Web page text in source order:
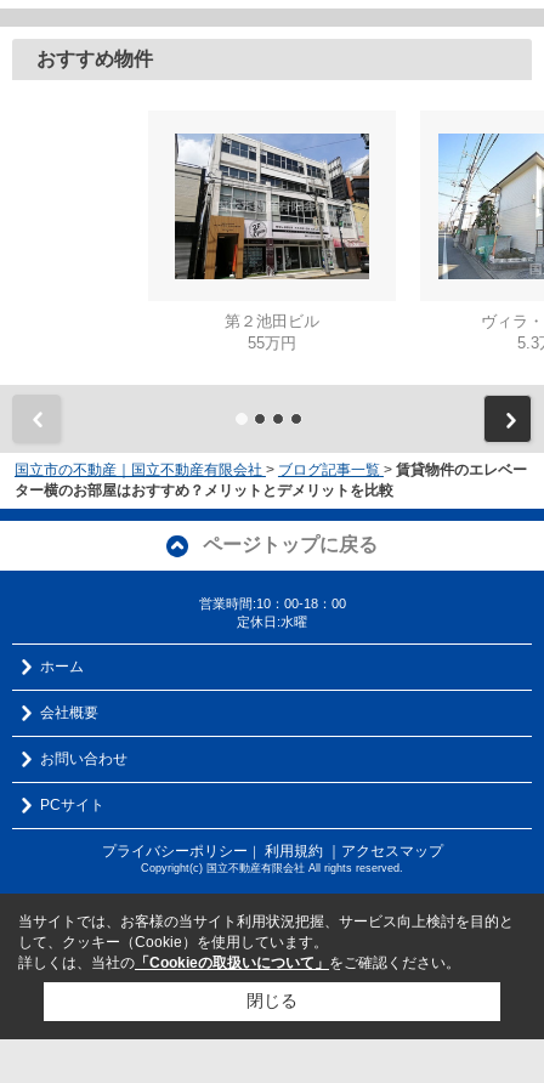
おすすめ物件
第２池田ビル
55万円
ヴィラ
5.3
国立市の不動産｜国立不動産有限会社 > ブログ記事一覧 > 賃貸物件のエレベー
ター横のお部屋はおすすめ？メリットとデメリットを比較
ページトップに戻る
営業時間:10：00-18：00
定休日:水曜
ホーム
会社概要
お問い合わせ
PCサイト
プライバシーポリシー 利用規約 ｜アクセスマップ
Copyright(c) 国立不動産有限会社 All rights reserved.
当サイトでは、お客様の当サイト利用状況把握、サービス向上検討を目的と
して、クッキー（Cookie）を使用しています。
詳しくは、当社の 「Cookieの取扱いについて」 をご確認ください。
閉じる